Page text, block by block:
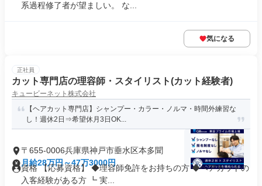
系過程修了者が望ましい。 な...
気になる
正社員
カット専門店の理容師・スタイリスト(カット経験者)
キュービーネット株式会社
【ヘアカット専門店】シャンプー・カラー・ノルマ・時間外練習な
し！週休2日⇒希望休月3日OK...
〒655-0006兵庫県神戸市垂水区本多聞
月給28万円～47万3000円
資格 【応募資格】 ◆理容師免許をお持ちの方 ◆ヘアカットの
入客経験がある方 ┗ 実...